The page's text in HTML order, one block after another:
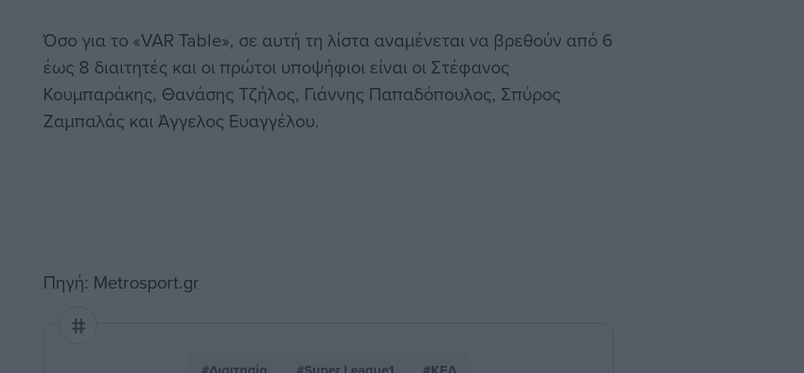
Όσο για το «VAR Table», σε αυτή τη λίστα αναμένεται να βρεθούν από 6
έως 8 διαιτητές και οι πρώτοι υποψήφιοι είναι οι Στέφανος
Κουμπαράκης, Θανάσης Τζήλος, Γιάννης Παπαδόπουλος, Σπύρος
Ζαμπαλάς και Άγγελος Ευαγγέλου.
Πηγή: Metrosport.gr